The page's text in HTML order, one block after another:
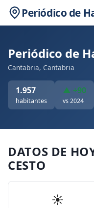
Periódico de
Periódico de
Cantabria, Cantabria
1.957
habitantes
▲ +90
vs 2024
DATOS DE
CESTO
☀️